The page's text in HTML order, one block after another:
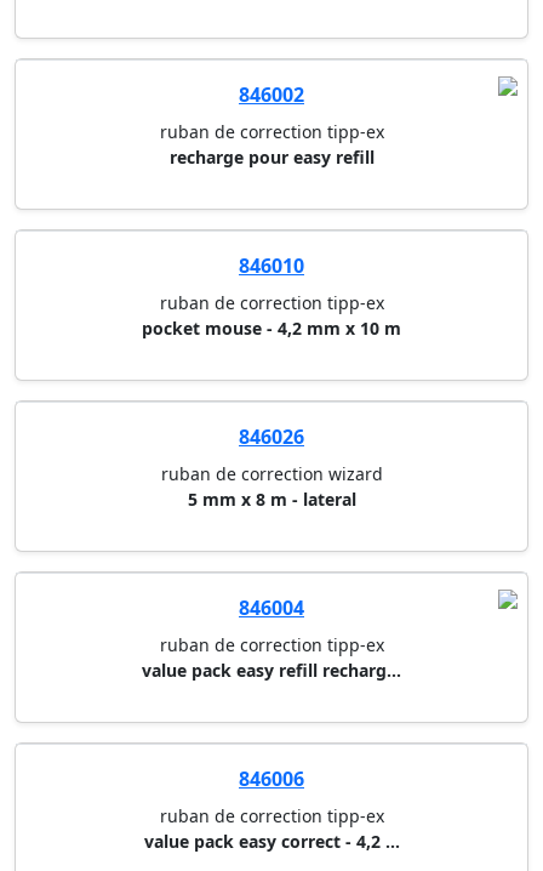
846002
ruban de correction tipp-ex
recharge pour easy refill
846010
ruban de correction tipp-ex
pocket mouse - 4,2 mm x 10 m
846026
ruban de correction wizard
5 mm x 8 m - lateral
846004
ruban de correction tipp-ex
value pack easy refill recharg...
846006
ruban de correction tipp-ex
value pack easy correct - 4,2 ...